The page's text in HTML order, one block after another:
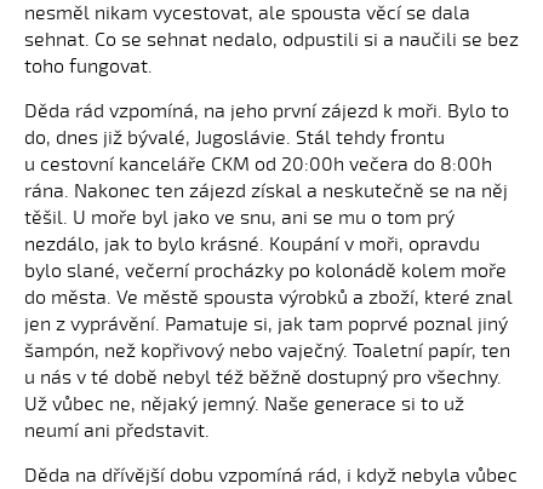
nesměl nikam vycestovat, ale spousta věcí se dala
sehnat. Co se sehnat nedalo, odpustili si a naučili se bez
toho fungovat.
Děda rád vzpomíná, na jeho první zájezd k moři. Bylo to
do, dnes již bývalé, Jugoslávie. Stál tehdy frontu
u cestovní kanceláře CKM od 20:00h večera do 8:00h
rána. Nakonec ten zájezd získal a neskutečně se na něj
těšil. U moře byl jako ve snu, ani se mu o tom prý
nezdálo, jak to bylo krásné. Koupání v moři, opravdu
bylo slané, večerní procházky po kolonádě kolem moře
do města. Ve městě spousta výrobků a zboží, které znal
jen z vyprávění. Pamatuje si, jak tam poprvé poznal jiný
šampón, než kopřivový nebo vaječný. Toaletní papír, ten
u nás v té době nebyl též běžně dostupný pro všechny.
Už vůbec ne, nějaký jemný. Naše generace si to už
neumí ani představit.
Děda na dřívější dobu vzpomíná rád, i když nebyla vůbec